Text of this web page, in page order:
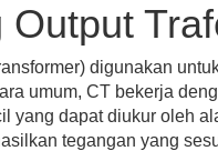
digunakan
umum, CT bekerja
yang dapat diukur oleh
tegangan yang